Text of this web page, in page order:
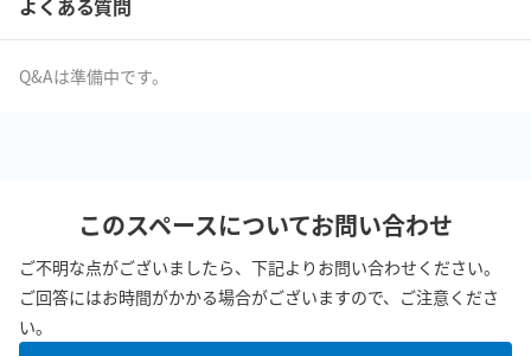
よくある質問
Q&Aは準備中です。
このスペースについてお問い合わせ
ご不明な点がございましたら、下記よりお問い合わせください。
ご回答にはお時間がかかる場合がございますので、ご注意くださ
い。